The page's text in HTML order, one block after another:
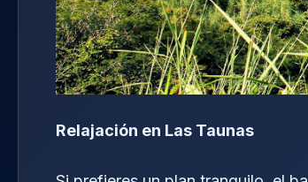
Relajación en Las Taunas